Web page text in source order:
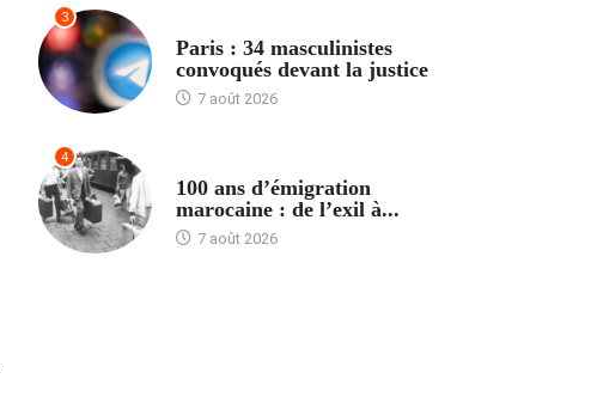
3
Paris : 34 masculinistes
convoqués devant la justice
7 août 2026
4
100 ans d’émigration
marocaine : de l’exil à...
7 août 2026